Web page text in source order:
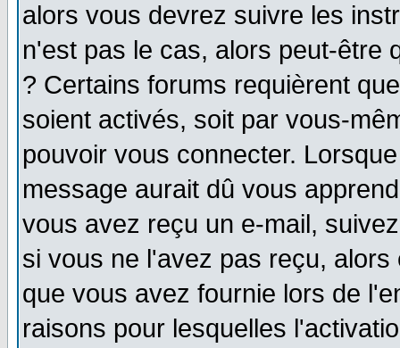
alors vous devrez suivre les
n'est pas le cas, alors peut-être
? Certains forums requièrent
soient activés, soit par vous-
pouvoir vous connecter.
message aurait dû vous
vous avez reçu un e-mail,
si vous ne l'avez pas reçu,
que vous avez fournie lors de
raisons pour lesquelles